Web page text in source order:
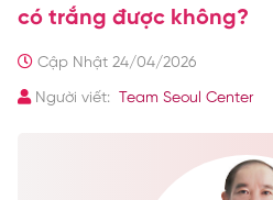
có trắng được không?
Cập Nhật 24/04/2026
Người viết: Team Seoul Center